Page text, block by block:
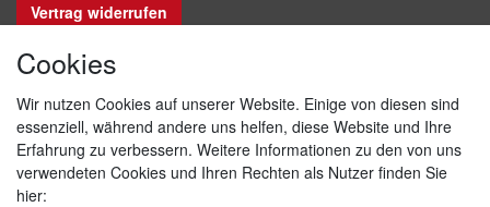
Vertrag widerrufen
Sicher bezahlen
Cookies
Wir nutzen Cookies auf unserer Website. Einige von diesen sind
essenziell, während andere uns helfen, diese Website und Ihre
Erfahrung zu verbessern. Weitere Informationen zu den von uns
verwendeten Cookies und Ihren Rechten als Nutzer finden Sie
hier: